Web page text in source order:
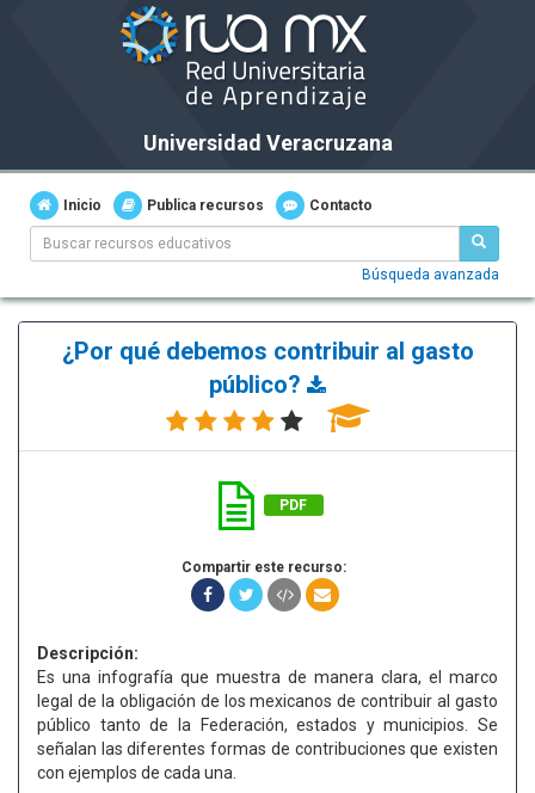
Universidad Veracruzana
Inicio Publica recursos Contacto
Búsqueda avanzada
¿Por qué debemos contribuir al gasto
público?
PDF
Compartir este recurso:
Descripción:
Es una infografía que muestra de manera clara, el marco
legal de la obligación de los mexicanos de contribuir al gasto
público tanto de la Federación, estados y municipios. Se
señalan las diferentes formas de contribuciones que existen
con ejemplos de cada una.